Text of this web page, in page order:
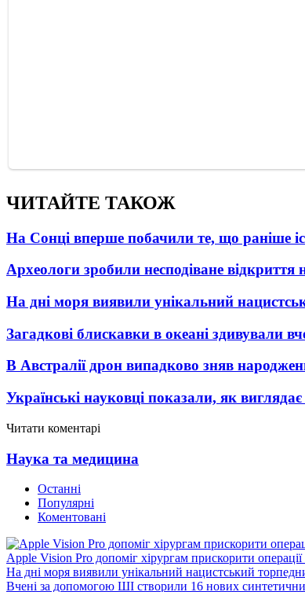
ЧИТАЙТЕ ТАКОЖ
На Сонці вперше побачили те, що раніше
Археологи зробили несподіване відкриття
На дні моря виявили унікальний
Загадкові блискавки в океані здивували
В Австралії дрон випадково зняв
Українські науковці показали, як
Читати коментарі
Наука та медицина
Останні
Популярні
Коментовані
Apple Vision Pro допоміг хірургам прискорити
На дні моря виявили унікальний нацистський
Вчені за допомогою ШІ створили 16 нових